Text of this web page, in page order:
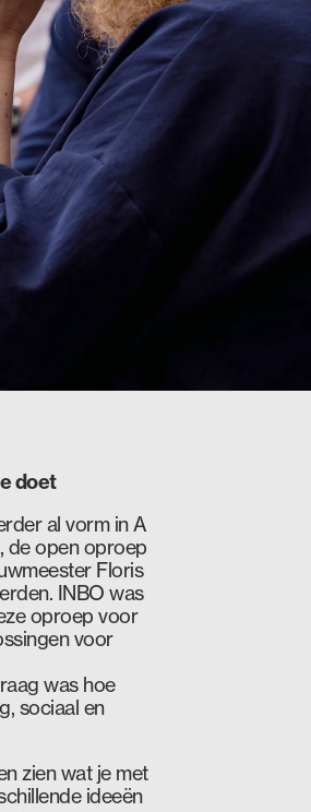
doet
al vorm in A
de open oproep
Floris
INBO was
oproep voor
voor
was hoe
sociaal en
zien wat je met
ideeën